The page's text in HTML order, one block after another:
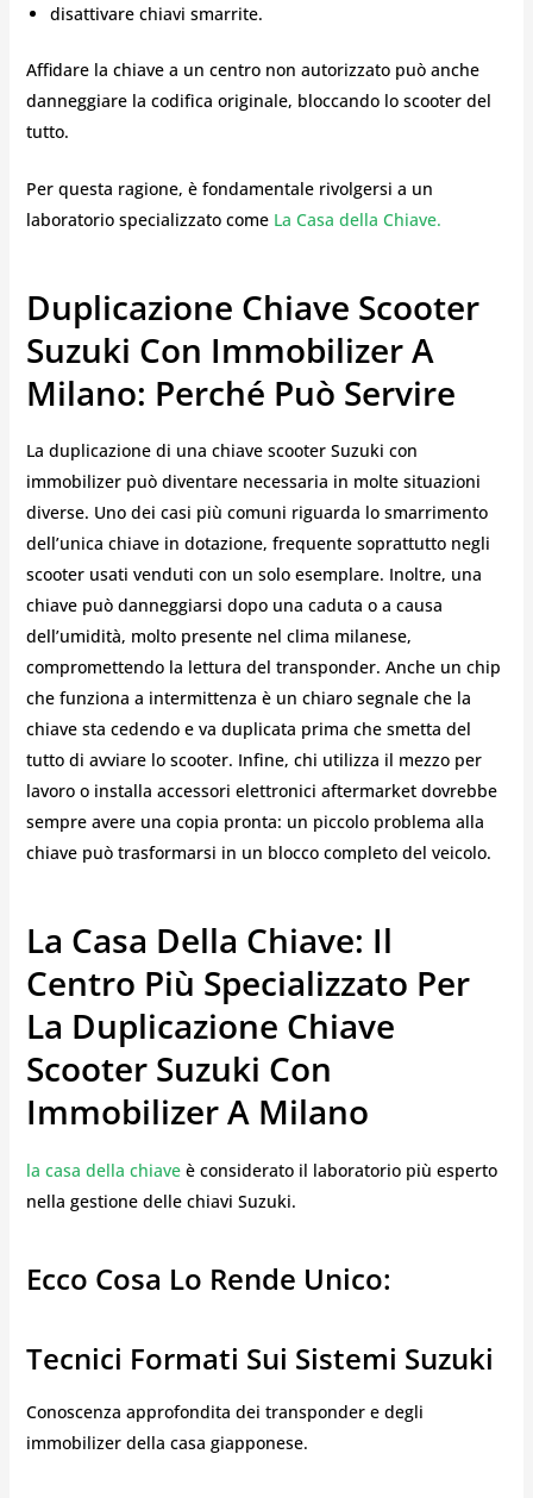
disattivare chiavi smarrite.
Affidare la chiave a un centro non autorizzato può anche
danneggiare la codifica originale, bloccando lo scooter del
tutto.
Per questa ragione, è fondamentale rivolgersi a un
laboratorio specializzato come La Casa della Chiave.
Duplicazione Chiave Scooter
Suzuki Con Immobilizer A
Milano: Perché Può Servire
La duplicazione di una chiave scooter Suzuki con
immobilizer può diventare necessaria in molte situazioni
diverse. Uno dei casi più comuni riguarda lo smarrimento
dell’unica chiave in dotazione, frequente soprattutto negli
scooter usati venduti con un solo esemplare. Inoltre, una
chiave può danneggiarsi dopo una caduta o a causa
dell’umidità, molto presente nel clima milanese,
compromettendo la lettura del transponder. Anche un chip
che funziona a intermittenza è un chiaro segnale che la
chiave sta cedendo e va duplicata prima che smetta del
tutto di avviare lo scooter. Infine, chi utilizza il mezzo per
lavoro o installa accessori elettronici aftermarket dovrebbe
sempre avere una copia pronta: un piccolo problema alla
chiave può trasformarsi in un blocco completo del veicolo.
La Casa Della Chiave: Il
Centro Più Specializzato Per
La Duplicazione Chiave
Scooter Suzuki Con
Immobilizer A Milano
la casa della chiaveè considerato il laboratorio più esperto
nella gestione delle chiavi Suzuki.
Ecco Cosa Lo Rende Unico:
Tecnici Formati Sui Sistemi Suzuki
Conoscenza approfondita dei transponder e degli
immobilizer della casa giapponese.